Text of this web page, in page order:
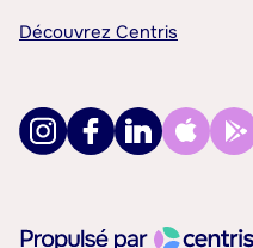
Découvrez Centris